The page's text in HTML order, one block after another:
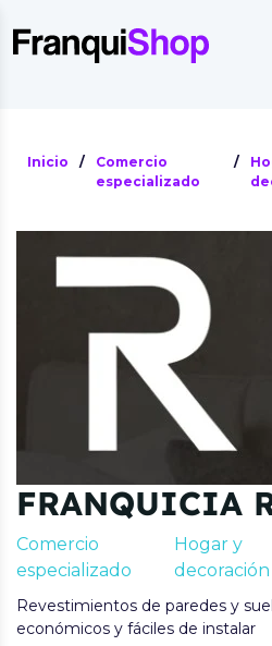
Inicio /
Comercio
especializado
/
FRANQUICIA
Comercio
especializado
Hogar y
decoración
Revestimientos de paredes y
económicos y fáciles de instalar